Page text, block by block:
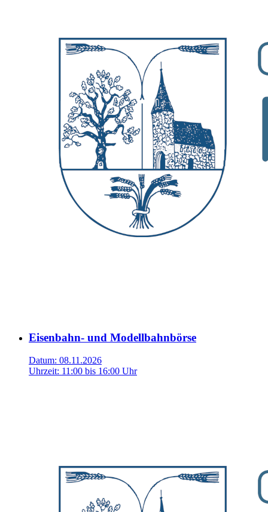
Eisenbahn- und Modellbahnbörse
Datum: 08.11.2026
Uhrzeit: 11:00 bis 16:00 Uhr